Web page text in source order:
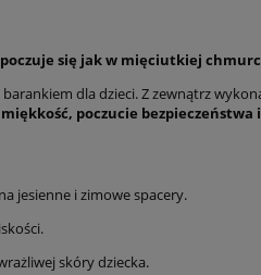
się jak w mięciutkiej
dla dzieci. Z zewnątrz
poczucie bezpieczeństwa
jesienne i zimowe spacery.
skóry dziecka.